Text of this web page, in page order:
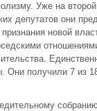
Уже на
депутатов они
новой
получили 7 из